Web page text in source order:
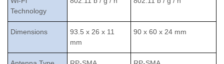
Technology
Dimensions
93.5 x 26 x 11
mm
90 x 60 x 24 mm